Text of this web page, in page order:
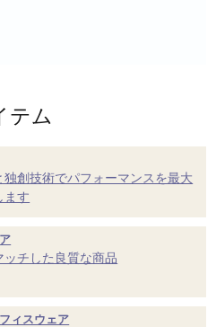
テム
独創技術でパフォーマンスを最大
ます
ッチした良質な商品
ィスウェア